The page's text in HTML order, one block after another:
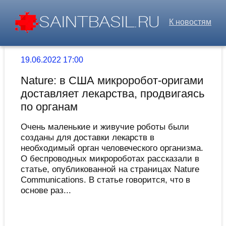
К новостям
19.06.2022 17:00
Nature: в США микроробот-оригами
доставляет лекарства, продвигаясь
по органам
Очень маленькие и живучие роботы были
созданы для доставки лекарств в
необходимый орган человеческого организма.
О беспроводных микророботах рассказали в
статье, опубликованной на страницах Nature
Communications. В статье говорится, что в
основе раз...